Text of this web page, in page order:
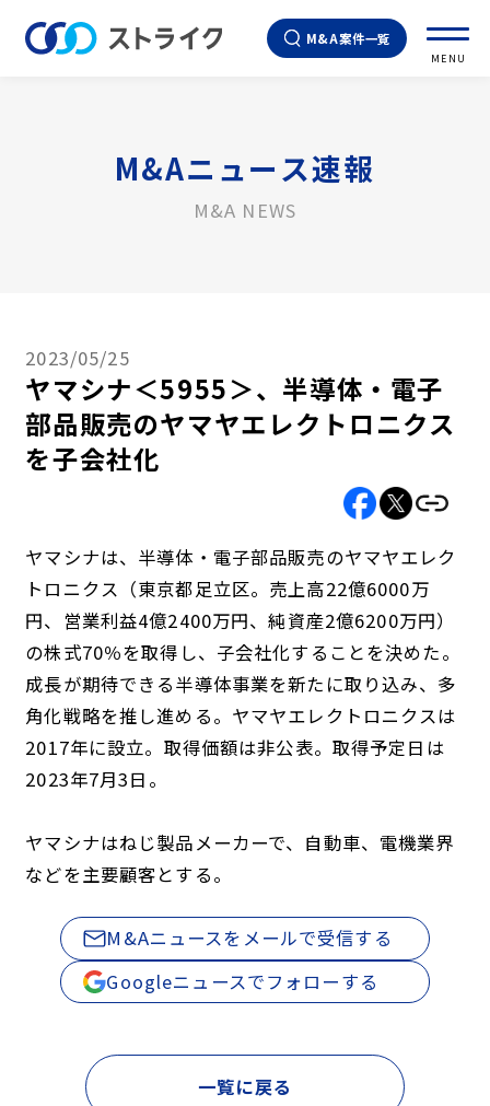
M&A案件一覧
MENU
M&Aニュース速報
M&A NEWS
2023/05/25
ヤマシナ＜5955＞、半導体・電子
部品販売のヤマヤエレクトロニクス
を子会社化
ヤマシナは、半導体・電子部品販売のヤマヤエレク
トロニクス（東京都足立区。売上高22億6000万
円、営業利益4億2400万円、純資産2億6200万円）
の株式70％を取得し、子会社化することを決めた。
成長が期待できる半導体事業を新たに取り込み、多
角化戦略を推し進める。ヤマヤエレクトロニクスは
2017年に設立。取得価額は非公表。取得予定日は
2023年7月3日。
ヤマシナはねじ製品メーカーで、自動車、電機業界
などを主要顧客とする。
M&Aニュースをメールで受信する
Googleニュースでフォローする
一覧に戻る